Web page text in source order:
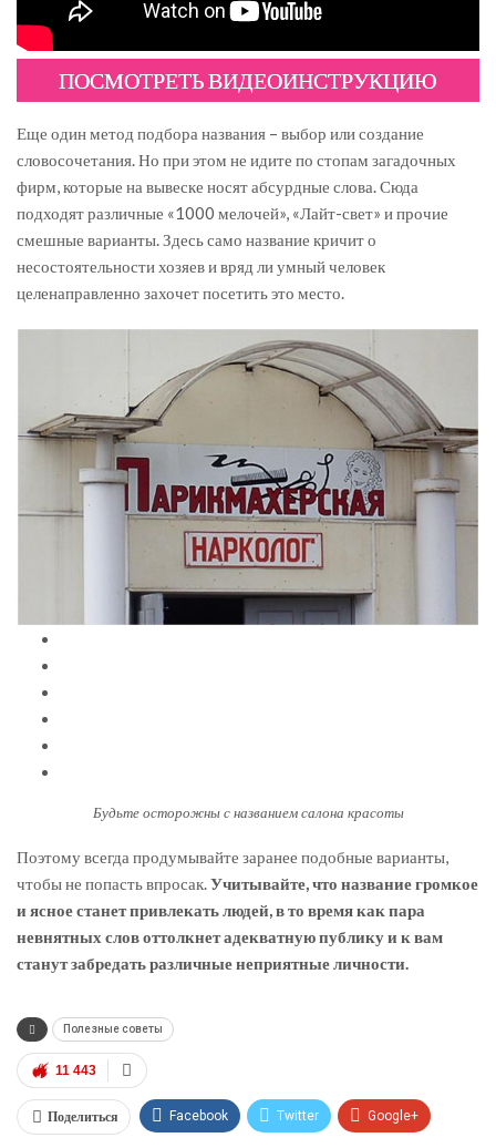
ПОСМОТРЕТЬ ВИДЕОИНСТРУКЦИЮ
Еще один метод подбора названия – выбор или создание
словосочетания. Но при этом не идите по стопам загадочных
фирм, которые на вывеске носят абсурдные слова. Сюда
подходят различные «1000 мелочей», «Лайт-свет» и прочие
смешные варианты. Здесь само название кричит о
несостоятельности хозяев и вряд ли умный человек
целенаправленно захочет посетить это место.
Будьте осторожны с названием салона красоты
Поэтому всегда продумывайте заранее подобные варианты,
чтобы не попасть впросак.Учитывайте, что название громкое
и ясное станет привлекать людей, в то время как пара
невнятных слов оттолкнет адекватную публику и к вам
станут забредать различные неприятные личности.
Полезные советы
11 443
Поделиться Facebook Twitter Google+